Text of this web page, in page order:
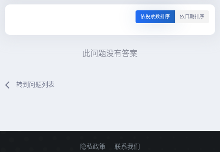
依投票数排序 依日期排序
此问题没有答案
转到问题列表
隐私政策 联系我们